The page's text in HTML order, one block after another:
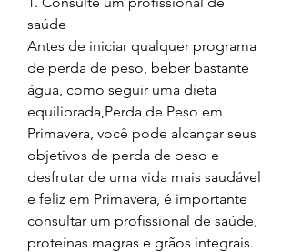
saúde
Antes de iniciar qualquer programa
de perda de peso, beber bastante
água, como seguir uma dieta
equilibrada,Perda de Peso em
Primavera, você pode alcançar seus
objetivos de perda de peso e
desfrutar de uma vida mais saudável
e feliz em Primavera, é importante
consultar um profissional de saúde,
proteínas magras e grãos integrais.